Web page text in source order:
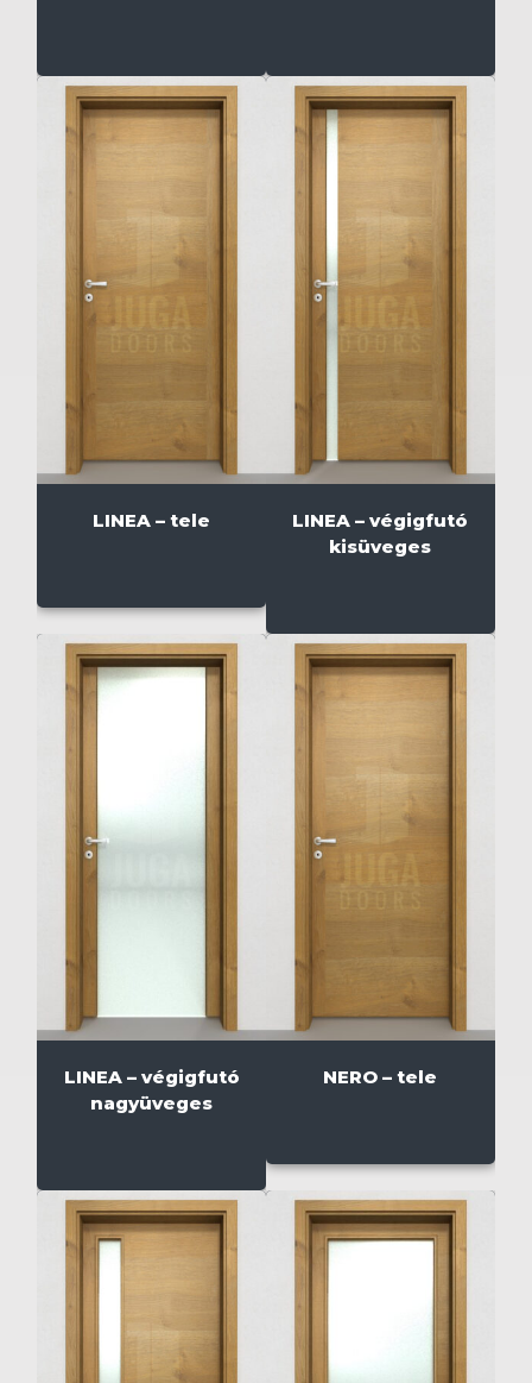
LINEA – tele
LINEA – végigfutó
kisüveges
LINEA – végigfutó
nagyüveges
NERO – tele